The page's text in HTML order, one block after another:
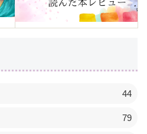
44
79